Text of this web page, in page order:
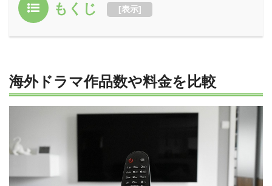
もくじ [表示]
海外ドラマ作品数や料金を比較